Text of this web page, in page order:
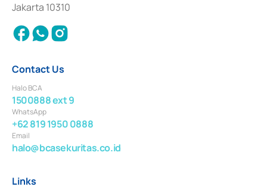
2018.
Jakarta 10310
Contact Us
Halo BCA
1500888 ext 9
WhatsApp
+62 819 1950 0888
Email
halo@bcasekuritas.co.id
Links